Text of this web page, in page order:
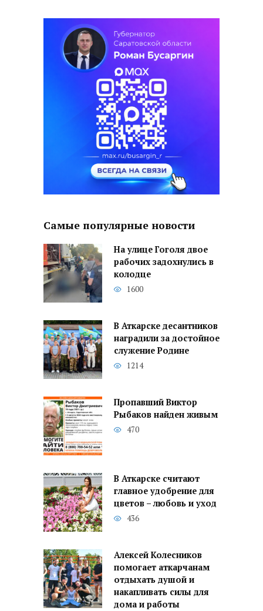
Самые популярные новости
На улице Гоголя двое
рабочих задохнулись в
колодце
1600
В Аткарске десантников
наградили за достойное
служение Родине
1214
Пропавший Виктор
Рыбаков найден живым
470
В Аткарске считают
главное удобрение для
цветов – любовь и уход
436
Алексей Колесников
помогает аткарчанам
отдыхать душой и
накапливать силы для
дома и работы